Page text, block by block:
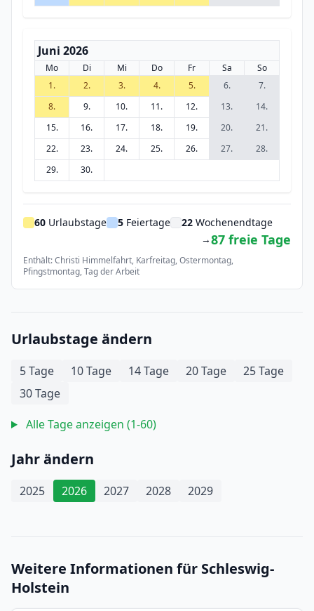
Juni 2026
Mo Di Mi Do Fr Sa
So
1.
2. 3. 4. 5. 6.
7.
8.
9. 10. 11. 12. 13.
14.
15.
16. 17. 18. 19. 20.
21.
22.
23. 24. 25. 26. 27.
28.
29.
30.
60 Urlaubstage 5 Feiertage 22 Wochenendtage
→87 freie Tage
Enthält: Christi Himmelfahrt, Karfreitag, Ostermontag,
Pfingstmontag, Tag der Arbeit
Urlaubstage ändern
5 Tage 10 Tage 14 Tage 20 Tage
25 Tage
30 Tage
Alle Tage anzeigen (1-60)
Jahr ändern
2025 2026 2027 2028 2029
Weitere Informationen für Schleswig-
Holstein